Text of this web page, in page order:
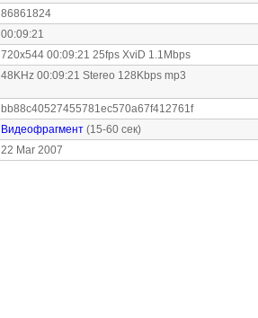
86861824
00:09:21
720x544 00:09:21 25fps XviD 1.1Mbps
48KHz 00:09:21 Stereo 128Kbps mp3
bb88c40527455781ec570a67f412761f
Видеофрагмент (15-60 сек)
22 Mar 2007